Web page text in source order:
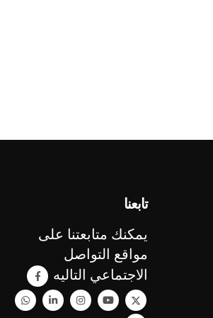
تابعنا
يمكنك متابعتنا على
مواقع التواصل
الاجتماعي التاليه